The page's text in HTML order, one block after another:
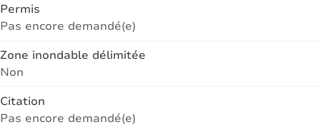
Permis
Pas encore demandé(e)
Zone inondable délimitée
Non
Citation
Pas encore demandé(e)